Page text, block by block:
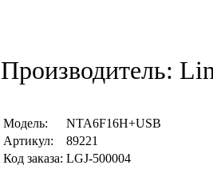
Производитель:
Модель:
NTA6F16H+USB
Артикул:
89221
Код заказа: LGJ-500004